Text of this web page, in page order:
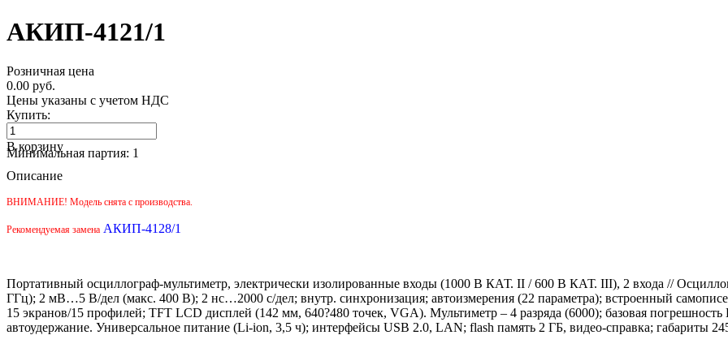
АКИП-4121/1
Розничная цена
0.00 руб.
Цены указаны с учетом НДС
Купить:
В корзину
Минимальная партия: 1
Описание
ВНИМАНИЕ! Модель снята с производства.
Рекомендуемая замена АКИП-4128/1
Портативный осциллограф-мультиметр, электрически изолированные входы (1000 В КАТ. II / 600 В КАТ. III), 2 входа //
ГГц); 2 мВ…5 В/дел (макс. 400 В); 2 нс…2000 с/дел; внутр. синхронизация; автоизмерения (22 параметра); встроенный
15 экранов/15 профилей; TFT LCD дисплей (142 мм, 640?480 точек, VGA). Мультиметр – 4 разряда (6000); базовая
автоудержание. Универсальное питание (Li-ion, 3,5 ч); интерфейсы USB 2.0, LAN; flash память 2 ГБ, видео-справка; габариты